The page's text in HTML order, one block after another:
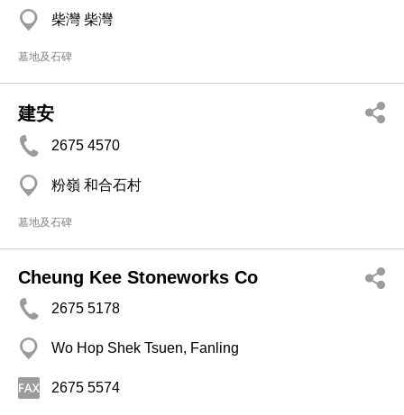
柴灣 柴灣
墓地及石碑
建安
2675 4570
粉嶺 和合石村
墓地及石碑
Cheung Kee Stoneworks Co
2675 5178
Wo Hop Shek Tsuen, Fanling
2675 5574